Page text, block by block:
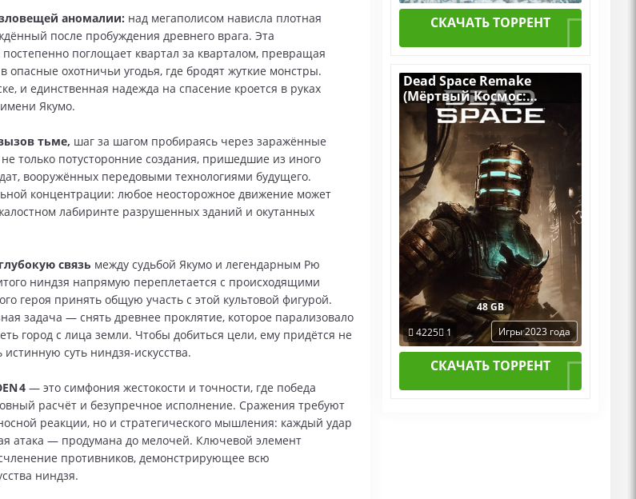
аномалии: над мегаполисом нависла плотная
после пробуждения древнего врага. Эта
поглощает квартал за кварталом, превращая
опасные охотничьи угодья, где бродят жуткие монстры.
и единственная надежда на спасение кроется в руках
Якумо.
тьме, шаг за шагом пробираясь через заражённые
только потусторонние создания, пришедшие из иного
вооружённых передовыми технологиями будущего.
концентрации: любое неосторожное движение может
лабиринте разрушенных зданий и окутанных
связь между судьбой Якумо и легендарным Рю
ниндзя напрямую переплетается с происходящими
героя принять общую участь с этой культовой фигурой.
задача — снять древнее проклятие, которое парализовало
город с лица земли. Чтобы добиться цели, ему придётся не
суть ниндзя-искусства.
4 — это симфония жестокости и точности, где победа
расчёт и безупречное исполнение. Сражения требуют
реакции, но и стратегического мышления: каждый удар
атака — продумана до мелочей. Ключевой элемент
противников, демонстрирующее всю
ниндзя.
СКАЧАТЬ ТОРРЕНТ
Dead Space Remake
(Мёртвый Космос:
Ремейк) - Deluxe Edition
v.Build 10602756
[RUS|ENG] (2023) PC
Пиратка Portable + все
DLC
48 GB
4225 1 Игры 2023 года
СКАЧАТЬ ТОРРЕНТ